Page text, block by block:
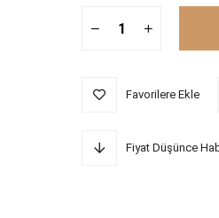
Favorilere Ekle
Fiyat Düşünce